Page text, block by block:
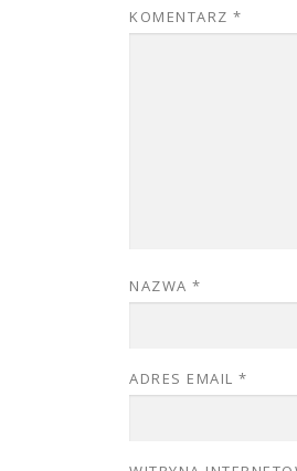
KOMENTARZ *
NAZWA *
ADRES EMAIL *